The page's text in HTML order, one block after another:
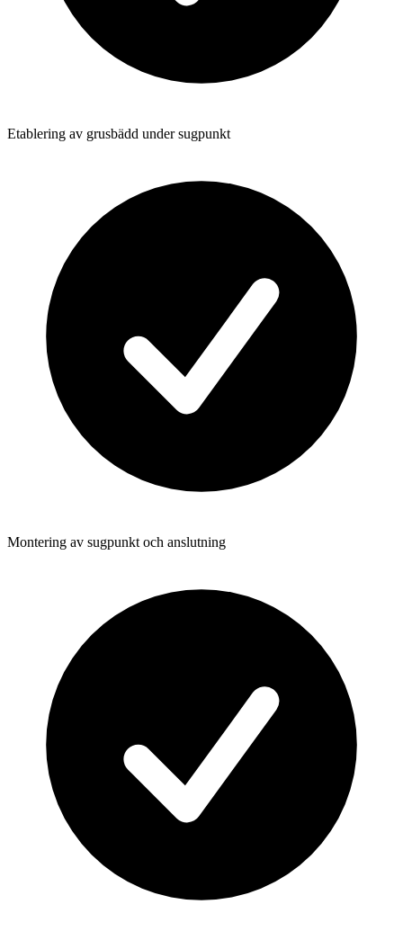
Etablering av grusbädd under sugpunkt
Montering av sugpunkt och anslutning